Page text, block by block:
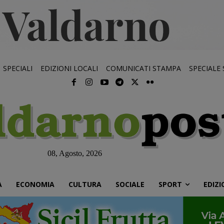
SPECIALI EDIZIONI LOCALI COMUNICATI STAMPA SPECIALE
08, Agosto, 2026
ECONOMIA CULTURA SOCIALE SPORT